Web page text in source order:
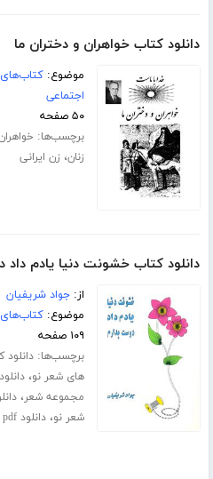
دانلود کتاب خواهران و دختران ما
موضوع:
اجتماعی
۵۰ صفحه
برچسب‌ها:
زنان، زن ایرانی
دانلود کتاب خشونت دنیا یادم داد
از:جواد شریفیان
موضوع:
۱۰۹ صفحه
برچسب‌ها:
های شعر نو،
مجموعه شعر،
شعر نو،دانلود pdf شعر نو